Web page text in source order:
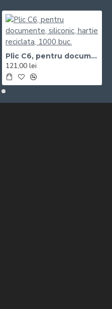
Plic C6, pentru documente, siliconic, hartie reciclata, 1000 buc.
121,00 lei